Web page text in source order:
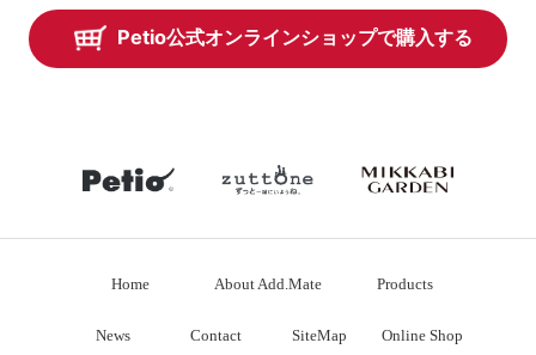
Petio公式オンラインショップで購入する
Home About Add.Mate Products
News Contact SiteMap Online Shop